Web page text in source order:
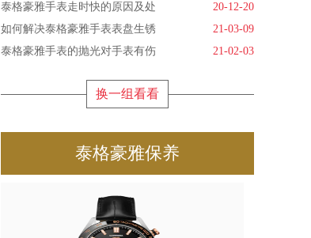
泰格豪雅手表走时快的原因及处
20-12-20
如何解决泰格豪雅手表表盘生锈
21-03-09
泰格豪雅手表的抛光对手表有伤
21-02-03
换一组看看
泰格豪雅保养